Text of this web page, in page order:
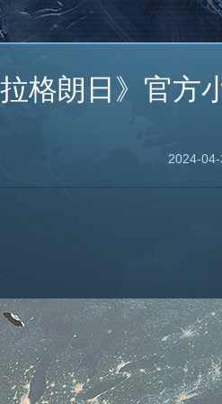
格朗日》官方
2024-